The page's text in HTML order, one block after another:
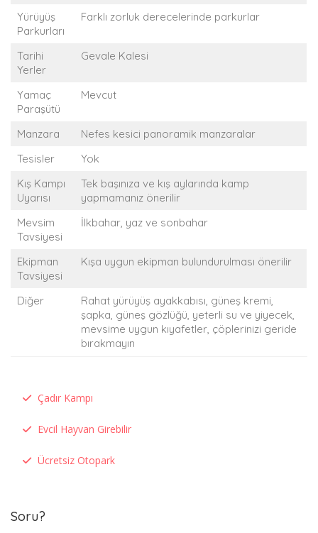
Yürüyüş
Parkurları
Farklı zorluk derecelerinde parkurlar
Tarihi
Yerler
Gevale Kalesi
Yamaç
Paraşütü
Mevcut
Manzara
Nefes kesici panoramik manzaralar
Tesisler
Yok
Kış Kampı
Uyarısı
Tek başınıza ve kış aylarında kamp
yapmamanız önerilir
Mevsim
Tavsiyesi
İlkbahar, yaz ve sonbahar
Ekipman
Tavsiyesi
Kışa uygun ekipman bulundurulması önerilir
Diğer
Rahat yürüyüş ayakkabısı, güneş kremi,
şapka, güneş gözlüğü, yeterli su ve yiyecek,
mevsime uygun kıyafetler, çöplerinizi geride
bırakmayın
Çadır Kampı
Evcil Hayvan Girebilir
Ücretsiz Otopark
Soru?